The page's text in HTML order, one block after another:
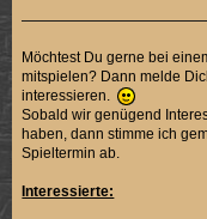
Möchtest Du gerne bei
mitspielen? Dann melde
interessieren.
Sobald wir genügend
haben, dann stimme ich
Spieltermin ab.
Interessierte: